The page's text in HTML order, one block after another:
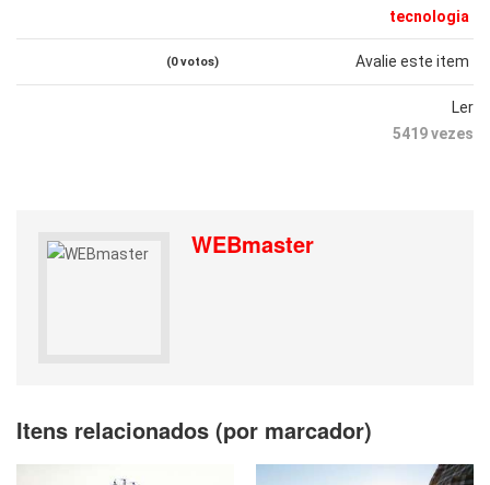
tecnologia
Avalie este item
(0 votos)
Ler
5419 vezes
WEBmaster
Itens relacionados (por marcador)